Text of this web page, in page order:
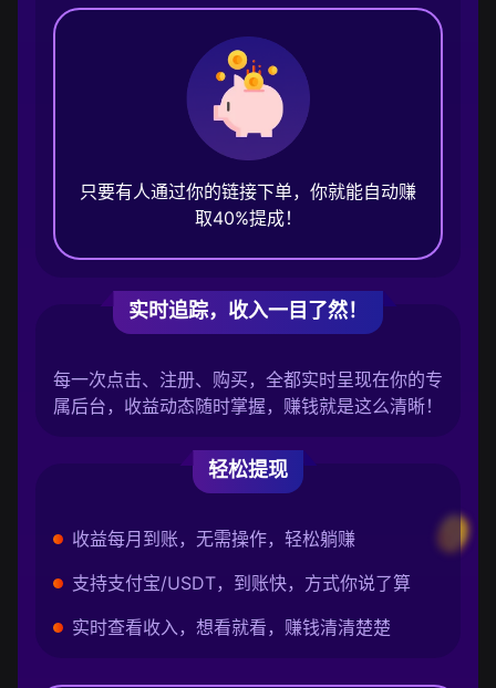
只要有人通过你的链接下单，你就能自动赚
取40%提成！
实时追踪，收入一目了然！
每一次点击、注册、购买，全都实时呈现在你的专
属后台，收益动态随时掌握，赚钱就是这么清晰！
轻松提现
收益每月到账，无需操作，轻松躺赚
支持支付宝/USDT，到账快，方式你说了算
实时查看收入，想看就看，赚钱清清楚楚